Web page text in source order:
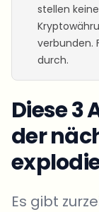
stellen
verbunden.
durch.
Diese 3
der
Es gibt